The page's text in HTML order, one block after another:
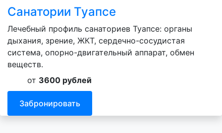
Санатории Туапсе
Лечебный профиль санаториев Туапсе: органы
дыхания, зрение, ЖКТ, сердечно-сосудистая
система, опорно-двигательный аппарат, обмен
веществ.
от 3600 рублей
Забронировать